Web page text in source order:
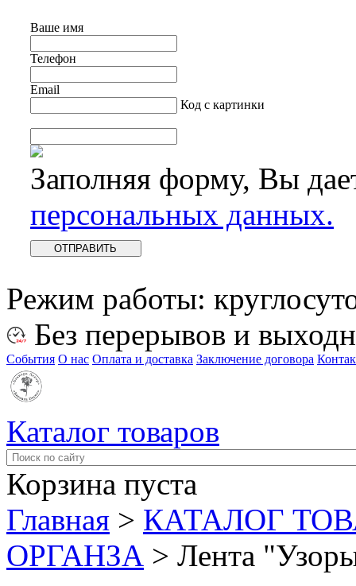
Ваше имя
Телефон
Email
Код с картинки
Заполняя форму, Вы
персональных данных.
Режим работы:
Без перерывов и
События О нас Оплата и доставка Заключение договора
Каталог товаров
Корзина пуста
Главная > КАТАЛОГ
ОРГАНЗА > Лента